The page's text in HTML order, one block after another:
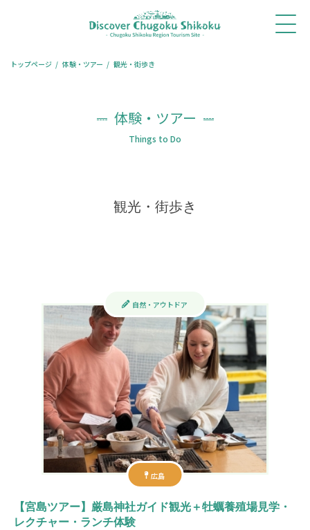
トップページ 体験・ツアー 観光・街歩き
体験・ツアー
Things to Do
観光・街歩き
広島
自然・アウトドア
【宮島ツアー】厳島神社ガイド観光＋牡蠣養殖場見学・
レクチャー・ランチ体験
体験・
ツアー
モデル
コース
旅コ
ラム
レストラ
ン予約